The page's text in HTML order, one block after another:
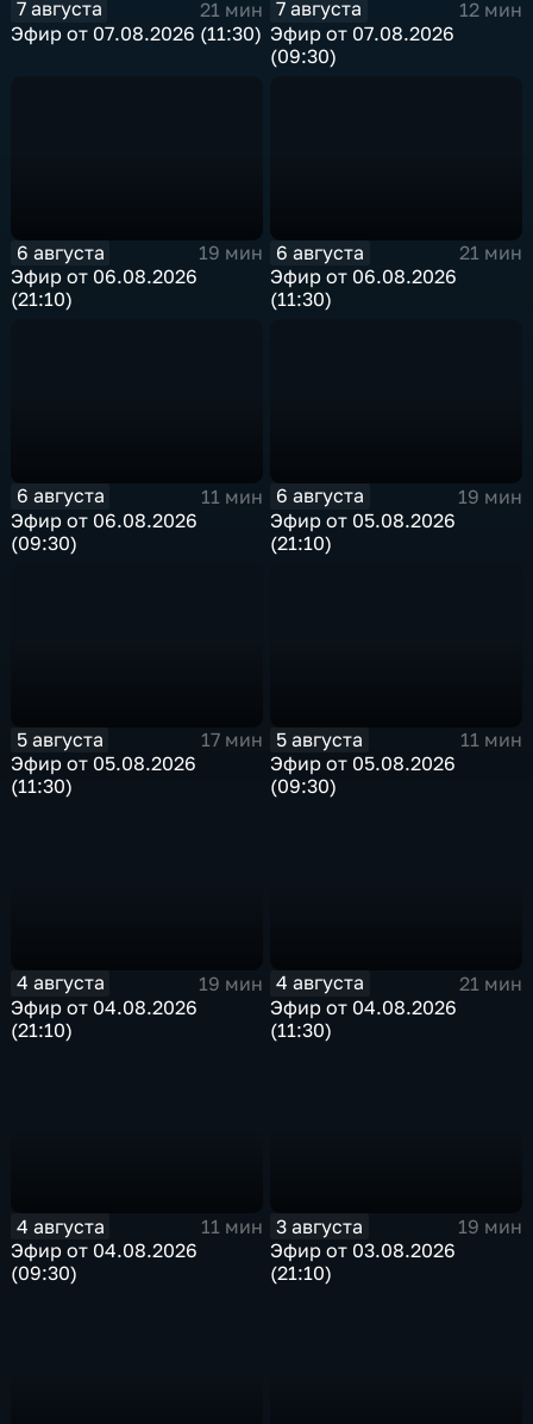
7 августа
21 мин
Эфир от 07.08.2026 (11:30)
7 августа
12 мин
Эфир от 07.08.2026
(09:30)
6 августа
19 мин
Эфир от 06.08.2026
(21:10)
6 августа
21 мин
Эфир от 06.08.2026
(11:30)
6 августа
11 мин
Эфир от 06.08.2026
(09:30)
6 августа
19 мин
Эфир от 05.08.2026
(21:10)
5 августа
17 мин
Эфир от 05.08.2026
(11:30)
5 августа
11 мин
Эфир от 05.08.2026
(09:30)
4 августа
19 мин
Эфир от 04.08.2026
(21:10)
4 августа
21 мин
Эфир от 04.08.2026
(11:30)
4 августа
11 мин
Эфир от 04.08.2026
(09:30)
3 августа
19 мин
Эфир от 03.08.2026
(21:10)